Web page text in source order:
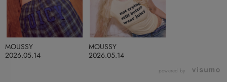
2026.05.14
MOUSSY
2026.05.14
MOUSSY
powered by